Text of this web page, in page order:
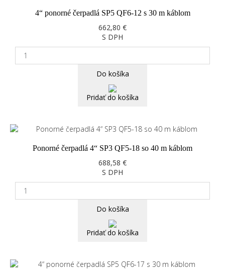
4“ ponorné čerpadlá SP5 QF6-12 s 30 m káblom
662,80 €
S DPH
Do košíka
Pridať do košíka
Ponorné čerpadlá 4“ SP3 QF5-18 so 40 m káblom
688,58 €
S DPH
Do košíka
Pridať do košíka